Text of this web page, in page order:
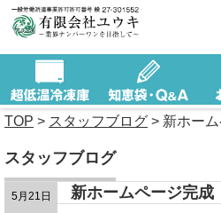
TOP > スタッフブログ > 新ホー
スタッフブログ
5月21日
新ホームページ完成